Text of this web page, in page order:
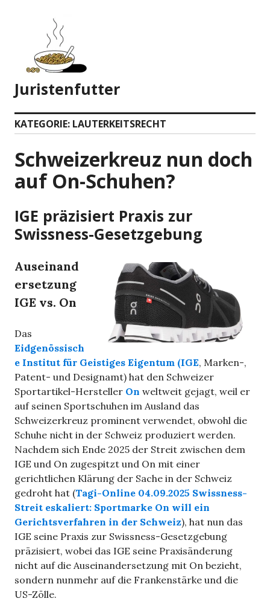
springen
Juristenfutter
KATEGORIE: LAUTERKEITSRECHT
Schweizerkreuz nun doch
auf On-Schuhen?
IGE präzisiert Praxis zur
Swissness-Gesetzgebung
Auseinand
ersetzung
IGE vs. On
Das
Eidgenössisch
e Institut für Geistiges Eigentum (IGE, Marken-,
Patent- und Designamt) hat den Schweizer
Sportartikel-Hersteller On weltweit gejagt, weil er
auf seinen Sportschuhen im Ausland das
Schweizerkreuz prominent verwendet, obwohl die
Schuhe nicht in der Schweiz produziert werden.
Nachdem sich Ende 2025 der Streit zwischen dem
IGE und On zugespitzt und On mit einer
gerichtlichen Klärung der Sache in der Schweiz
gedroht hat (Tagi-Online 04.09.2025 Swissness-
Streit eskaliert: Sportmarke On will ein
Gerichts­verfahren in der Schweiz), hat nun das
IGE seine Praxis zur Swissness-Gesetzgebung
präzisiert, wobei das IGE seine Praxisänderung
nicht auf die Auseinandersetzung mit On bezieht,
sondern nunmehr auf die Frankenstärke und die
US-Zölle.